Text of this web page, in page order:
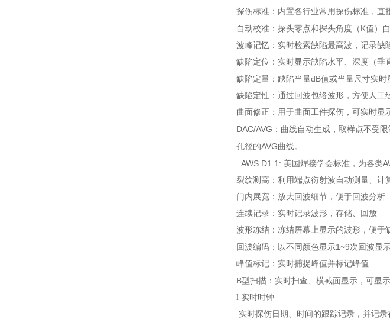
探伤标准：内置各行业常用探伤标准，直
自动校准：探头零点和探头角度（ K值）
波峰记忆：实时检索缺陷最高波，记录缺
缺陷定位：实时显示缺陷水平、深度（垂
缺陷定量：缺陷当量dB值或当量尺寸实时
缺陷定性：通过回波包络波形，方便人工
曲面修正：用于曲面工件探伤，可实时显
DAC/AVG ：曲线自动生成，取样点不受
孔径的AVG曲线。
AWS D1.1: 美国焊接学会标准，为各类
裂纹测高：利用端点衍射波自动测量、计
门内展宽：放大回波细节，便于回波分析
连续记录：实时记录波形，存储、回放
波形冻结：冻结屏幕上显示的波形，便于
回波编码：以不同颜色显示1~9次回波显
峰值标记：实时捕捉峰值并标记峰值
B型扫描：实时扫查、横截面显示，可显
l 实时时钟
实时探伤日期、时间的跟踪记录，并记录